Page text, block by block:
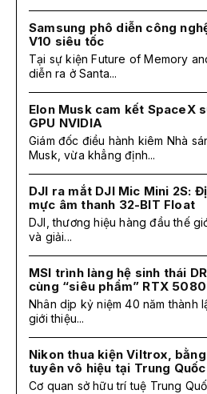
Samsung phô diễn công
V10 siêu tốc
Tại sự kiện Future of Memory
diễn ra ở Santa...
Elon Musk cam kết SpaceX
GPU NVIDIA
Giám đốc điều hành kiêm Nhà
Musk, vừa khẳng định...
DJI ra mắt DJI Mic Mini 2S:
mực âm thanh 32-BIT Float
DJI, thương hiệu hàng đầu thế
và giải...
MSI trình làng hệ sinh thái
cùng “siêu phẩm” RTX 5080
Nhân dịp kỷ niệm 40 năm thành
giới thiệu...
Nikon thua kiện Viltrox,
tuyên vô hiệu tại Trung Quốc
Cơ quan sở hữu trí tuệ Trung